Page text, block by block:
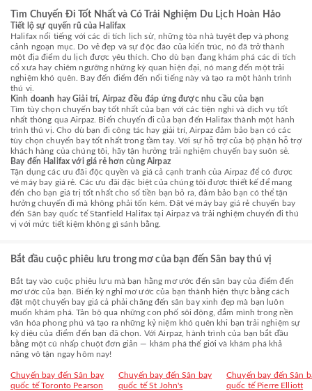
Tìm Chuyến Đi Tốt Nhất và Có Trải Nghiệm Du Lịch Hoàn Hảo
Tiết lộ sự quyến rũ của Halifax
Halifax nổi tiếng với các di tích lịch sử, những tòa nhà tuyệt đẹp và phong
cảnh ngoạn mục. Do vẻ đẹp và sự độc đáo của kiến trúc, nó đã trở thành
một địa điểm du lịch được yêu thích. Cho dù bạn đang khám phá các di tích
cổ xưa hay chiêm ngưỡng những kỳ quan hiện đại, nó mang đến một trải
nghiệm khó quên. Bay đến điểm đến nổi tiếng này và tạo ra một hành trình
thú vị.
Kinh doanh hay Giải trí, Airpaz đều đáp ứng được nhu cầu của bạn
Tìm tùy chọn chuyến bay tốt nhất của bạn với các tiện nghi và dịch vụ tốt
nhất thông qua Airpaz. Biến chuyến đi của bạn đến Halifax thành một hành
trình thú vị. Cho dù bạn đi công tác hay giải trí, Airpaz đảm bảo bạn có các
tùy chọn chuyến bay tốt nhất trong tầm tay. Với sự hỗ trợ của bộ phận hỗ trợ
khách hàng của chúng tôi, hãy tận hưởng trải nghiệm chuyến bay suôn sẻ.
Bay đến Halifax với giá rẻ hơn cùng Airpaz
Tận dụng các ưu đãi độc quyền và giá cả cạnh tranh của Airpaz để có được
vé máy bay giá rẻ. Các ưu đãi đặc biệt của chúng tôi được thiết kế để mang
đến cho bạn giá trị tốt nhất cho số tiền bạn bỏ ra, đảm bảo bạn có thể tận
hưởng chuyến đi mà không phải tốn kém. Đặt vé máy bay giá rẻ chuyến bay
đến Sân bay quốc tế Stanfield Halifax tại Airpaz và trải nghiệm chuyến đi thú
vị với mức tiết kiệm không gì sánh bằng.
Bắt đầu cuộc phiêu lưu trong mơ của bạn đến Sân bay thú vị
Bắt tay vào cuộc phiêu lưu mà bạn hằng mơ ước đến sân bay của điểm đến
mơ ước của bạn. Biến kỳ nghỉ mơ ước của bạn thành hiện thực bằng cách
đặt một chuyến bay giá cả phải chăng đến sân bay xinh đẹp mà bạn luôn
muốn khám phá. Tản bộ qua những con phố sôi động, đắm mình trong nền
văn hóa phong phú và tạo ra những kỷ niệm khó quên khi bạn trải nghiệm sự
kỳ diệu của điểm đến bạn đã chọn. Với Airpaz, hành trình của bạn bắt đầu
bằng một cú nhấp chuột đơn giản — khám phá thế giới và khám phá khả
năng vô tận ngay hôm nay!
Chuyến bay đến Sân bay
quốc tế Toronto Pearson
Chuyến bay đến Sân bay
quốc tế St John's
Chuyến bay đến Sân
quốc tế Pierre Elliott